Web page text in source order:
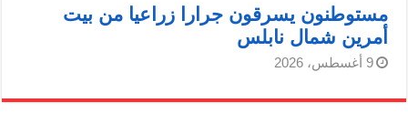
مستوطنون يسرقون جرارا زراعيا من بيت
أمرين شمال نابلس
9 أغسطس، 2026